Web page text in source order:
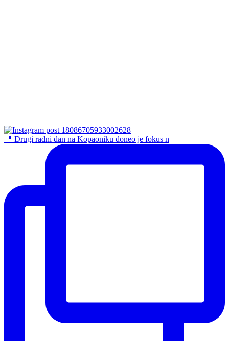
📍 Drugi radni dan na Kopaoniku doneo je fokus n